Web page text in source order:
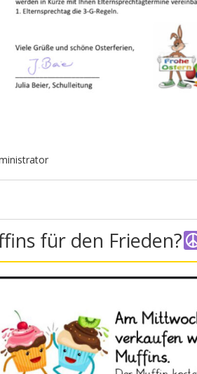
für den Frieden?